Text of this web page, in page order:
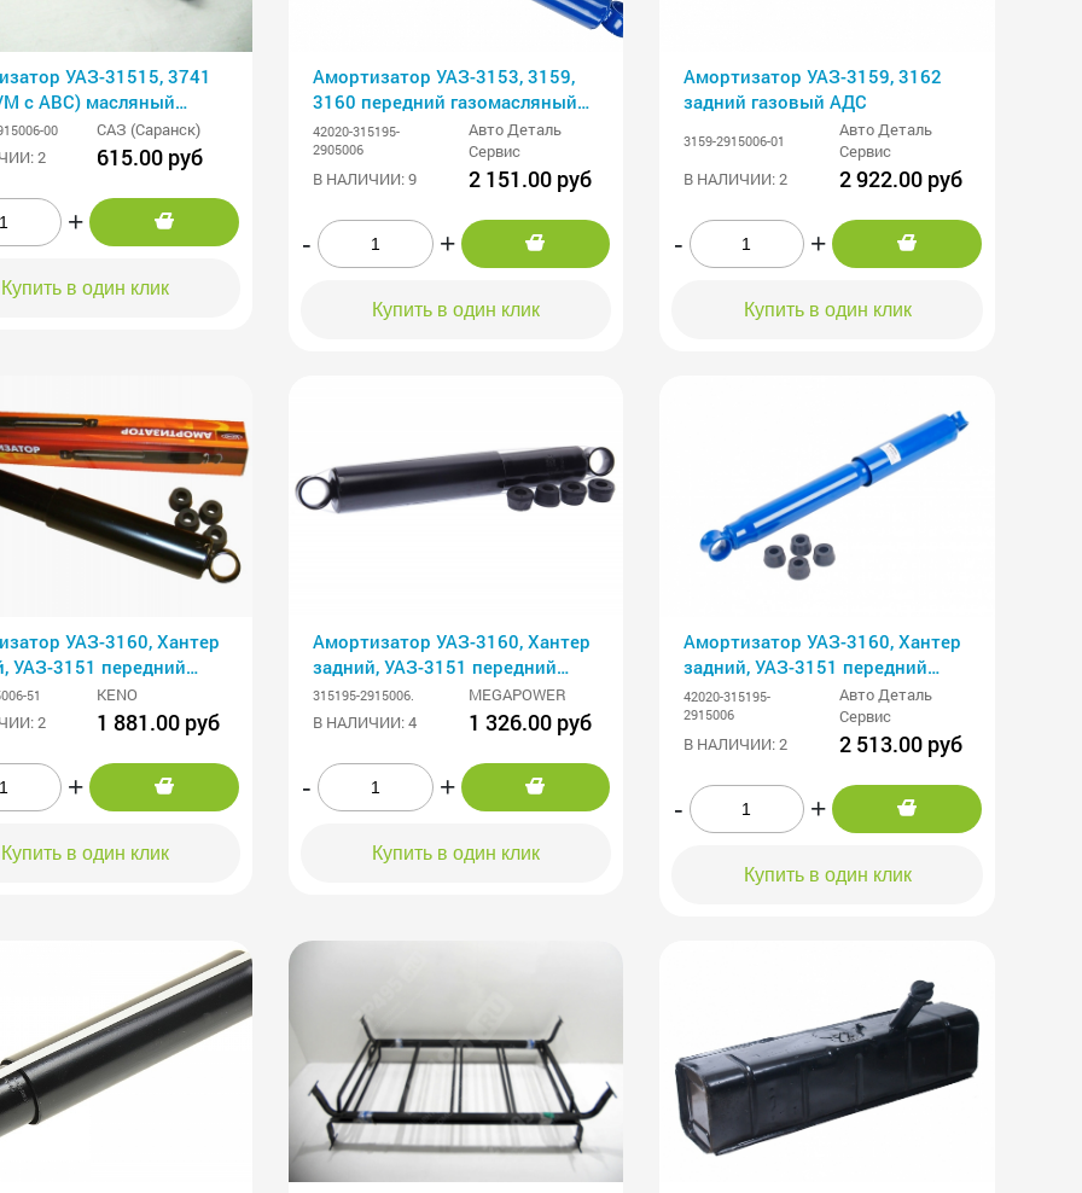
УАЗ-31515, 3741
М с АВС) масляный
(СААЗ)
00
САЗ (Саранск)
2
615.00 руб
+
Купить в один клик
Амортизатор УАЗ-3153, 3159,
3160 передний газомасляный
АДС EXPERT
42020-315195-
2905006
Авто Деталь
Сервис
В НАЛИЧИИ: 9
2 151.00 руб
- +
Купить в один клик
Амортизатор УАЗ-3159, 3162
задний газовый АДС
3159-2915006-01
Авто Деталь
Сервис
В НАЛИЧИИ: 2
2 922.00 руб
- +
Купить в один клик
УАЗ-3160, Хантер
УАЗ-3151 передний
315195-2915006
51
KENO
2
1 881.00 руб
+
Купить в один клик
Амортизатор УАЗ-3160, Хантер
задний, УАЗ-3151 передний
газомасляный MEGAPOWER
315195-2915006.
MEGAPOWER
В НАЛИЧИИ: 4
1 326.00 руб
- +
Купить в один клик
Амортизатор УАЗ-3160, Хантер
задний, УАЗ-3151 передний
газомасляный АДС
42020-315195-
2915006
Авто Деталь
Сервис
В НАЛИЧИИ: 2
2 513.00 руб
- +
Купить в один клик